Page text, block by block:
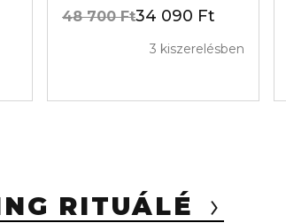
34 090 Ft
48 700 Ft
3 kiszerelésben
RITUÁLÉ